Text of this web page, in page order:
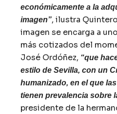
económicamente a la
imagen”, ilustra
imagen se encarga a
más cotizados del
José Ordóñez, “que
estilo de Sevilla, con un
humanizado, en el que
tienen prevalencia sobre
presidente de la